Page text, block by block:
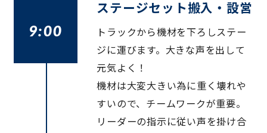
9:00
ステージセット搬入・設営
トラックから機材を下ろしステー
ジに運びます。大きな声を出して
元気よく！
機材は大変大きい為に重く壊れや
すいので、チームワークが重要。
リーダーの指示に従い声を掛け合